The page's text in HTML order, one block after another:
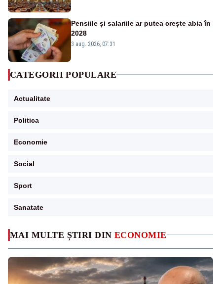
MAI MULTE ȘTIRI DIN ECONOMIE
Pensiile și salariile ar putea crește abia în
2028
3 aug. 2026, 07:31
CATEGORII POPULARE
Actualitate
Politica
Economie
Social
Sport
Sanatate